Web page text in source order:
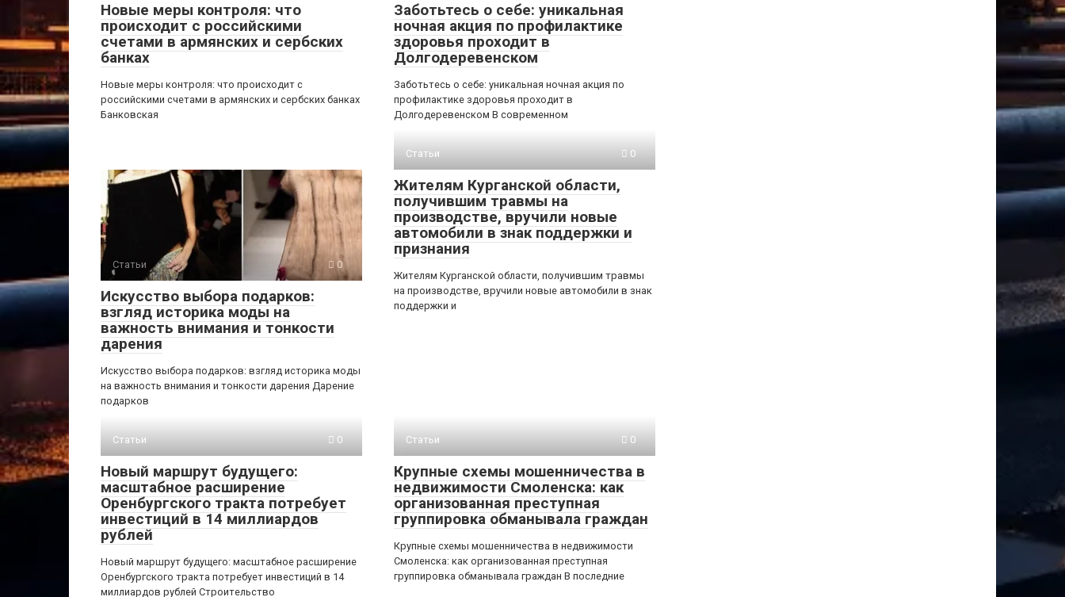
Новые меры контроля: что
происходит с российскими
счетами в армянских и сербских
банках
Новые меры контроля: что происходит с
российскими счетами в армянских и сербских банках
Банковская
Заботьтесь о себе: уникальная
ночная акция по профилактике
здоровья проходит в
Долгодеревенском
Заботьтесь о себе: уникальная ночная акция по
профилактике здоровья проходит в
Долгодеревенском В современном
Статьи 0
Искусство выбора подарков:
взгляд историка моды на
важность внимания и тонкости
дарения
Искусство выбора подарков: взгляд историка моды
на важность внимания и тонкости дарения Дарение
подарков
Статьи 0
Жителям Курганской области,
получившим травмы на
производстве, вручили новые
автомобили в знак поддержки и
признания
Жителям Курганской области, получившим травмы
на производстве, вручили новые автомобили в знак
поддержки и
Статьи 0
Новый маршрут будущего:
масштабное расширение
Оренбургского тракта потребует
инвестиций в 14 миллиардов
рублей
Новый маршрут будущего: масштабное расширение
Оренбургского тракта потребует инвестиций в 14
миллиардов рублей Строительство
Статьи 0
Крупные схемы мошенничества в
недвижимости Смоленска: как
организованная преступная
группировка обманывала граждан
Крупные схемы мошенничества в недвижимости
Смоленска: как организованная преступная
группировка обманывала граждан В последние